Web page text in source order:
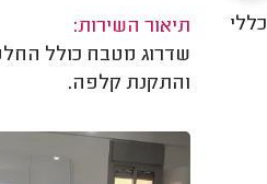
תיאור השירות:
שדרוג מטבח כולל
והתקנת קלפה.
כללי